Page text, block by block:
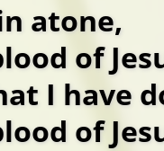
atone,
of
I have
of